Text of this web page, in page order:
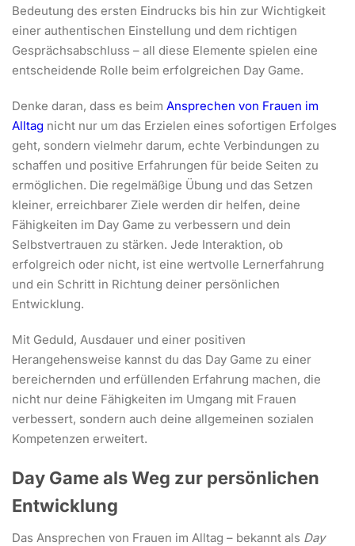
Bedeutung des ersten Eindrucks bis hin zur Wichtigkeit
einer authentischen Einstellung und dem richtigen
Gesprächsabschluss – all diese Elemente spielen eine
entscheidende Rolle beim erfolgreichen Day Game.
Denke daran, dass es beim Ansprechen von Frauen im
Alltag nicht nur um das Erzielen eines sofortigen Erfolges
geht, sondern vielmehr darum, echte Verbindungen zu
schaffen und positive Erfahrungen für beide Seiten zu
ermöglichen. Die regelmäßige Übung und das Setzen
kleiner, erreichbarer Ziele werden dir helfen, deine
Fähigkeiten im Day Game zu verbessern und dein
Selbstvertrauen zu stärken. Jede Interaktion, ob
erfolgreich oder nicht, ist eine wertvolle Lernerfahrung
und ein Schritt in Richtung deiner persönlichen
Entwicklung.
Mit Geduld, Ausdauer und einer positiven
Herangehensweise kannst du das Day Game zu einer
bereichernden und erfüllenden Erfahrung machen, die
nicht nur deine Fähigkeiten im Umgang mit Frauen
verbessert, sondern auch deine allgemeinen sozialen
Kompetenzen erweitert.
Day Game als Weg zur persönlichen
Entwicklung
Das Ansprechen von Frauen im Alltag – bekannt als Day